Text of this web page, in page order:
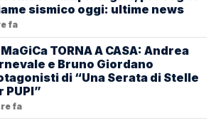
sismico oggi: ultime news
fa
TORNA A CASA: Andrea
e Bruno Giordano
di “Una Serata di Stelle
PUPI”
fa